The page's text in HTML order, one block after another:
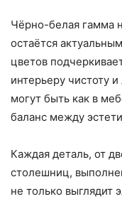
Чёрно-белая гамма
остаётся
цветов
интерьеру чистоту
могут быть как в
баланс между
Каждая деталь, от
столешниц,
не только выглядит